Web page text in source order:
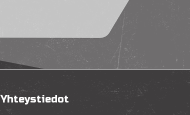
Yhteystiedot